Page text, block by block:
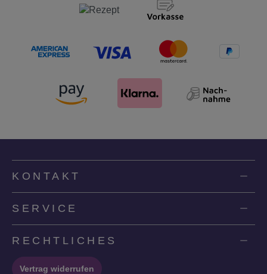
KONTAKT
SERVICE
RECHTLICHES
Vertrag widerrufen